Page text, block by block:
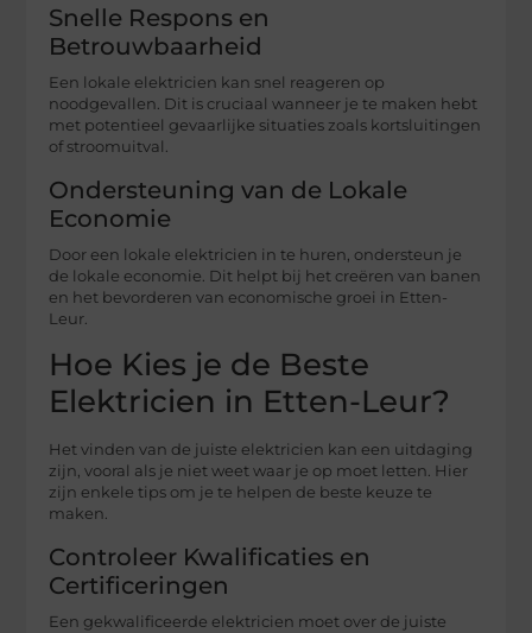
Snelle Respons en
Betrouwbaarheid
Een lokale elektricien kan snel reageren op
noodgevallen. Dit is cruciaal wanneer je te maken hebt
met potentieel gevaarlijke situaties zoals kortsluitingen
of stroomuitval.
Ondersteuning van de Lokale
Economie
Door een lokale elektricien in te huren, ondersteun je
de lokale economie. Dit helpt bij het creëren van banen
en het bevorderen van economische groei in Etten-
Leur.
Hoe Kies je de Beste
Elektricien in Etten-Leur?
Het vinden van de juiste elektricien kan een uitdaging
zijn, vooral als je niet weet waar je op moet letten. Hier
zijn enkele tips om je te helpen de beste keuze te
maken.
Controleer Kwalificaties en
Certificeringen
Een gekwalificeerde elektricien moet over de juiste